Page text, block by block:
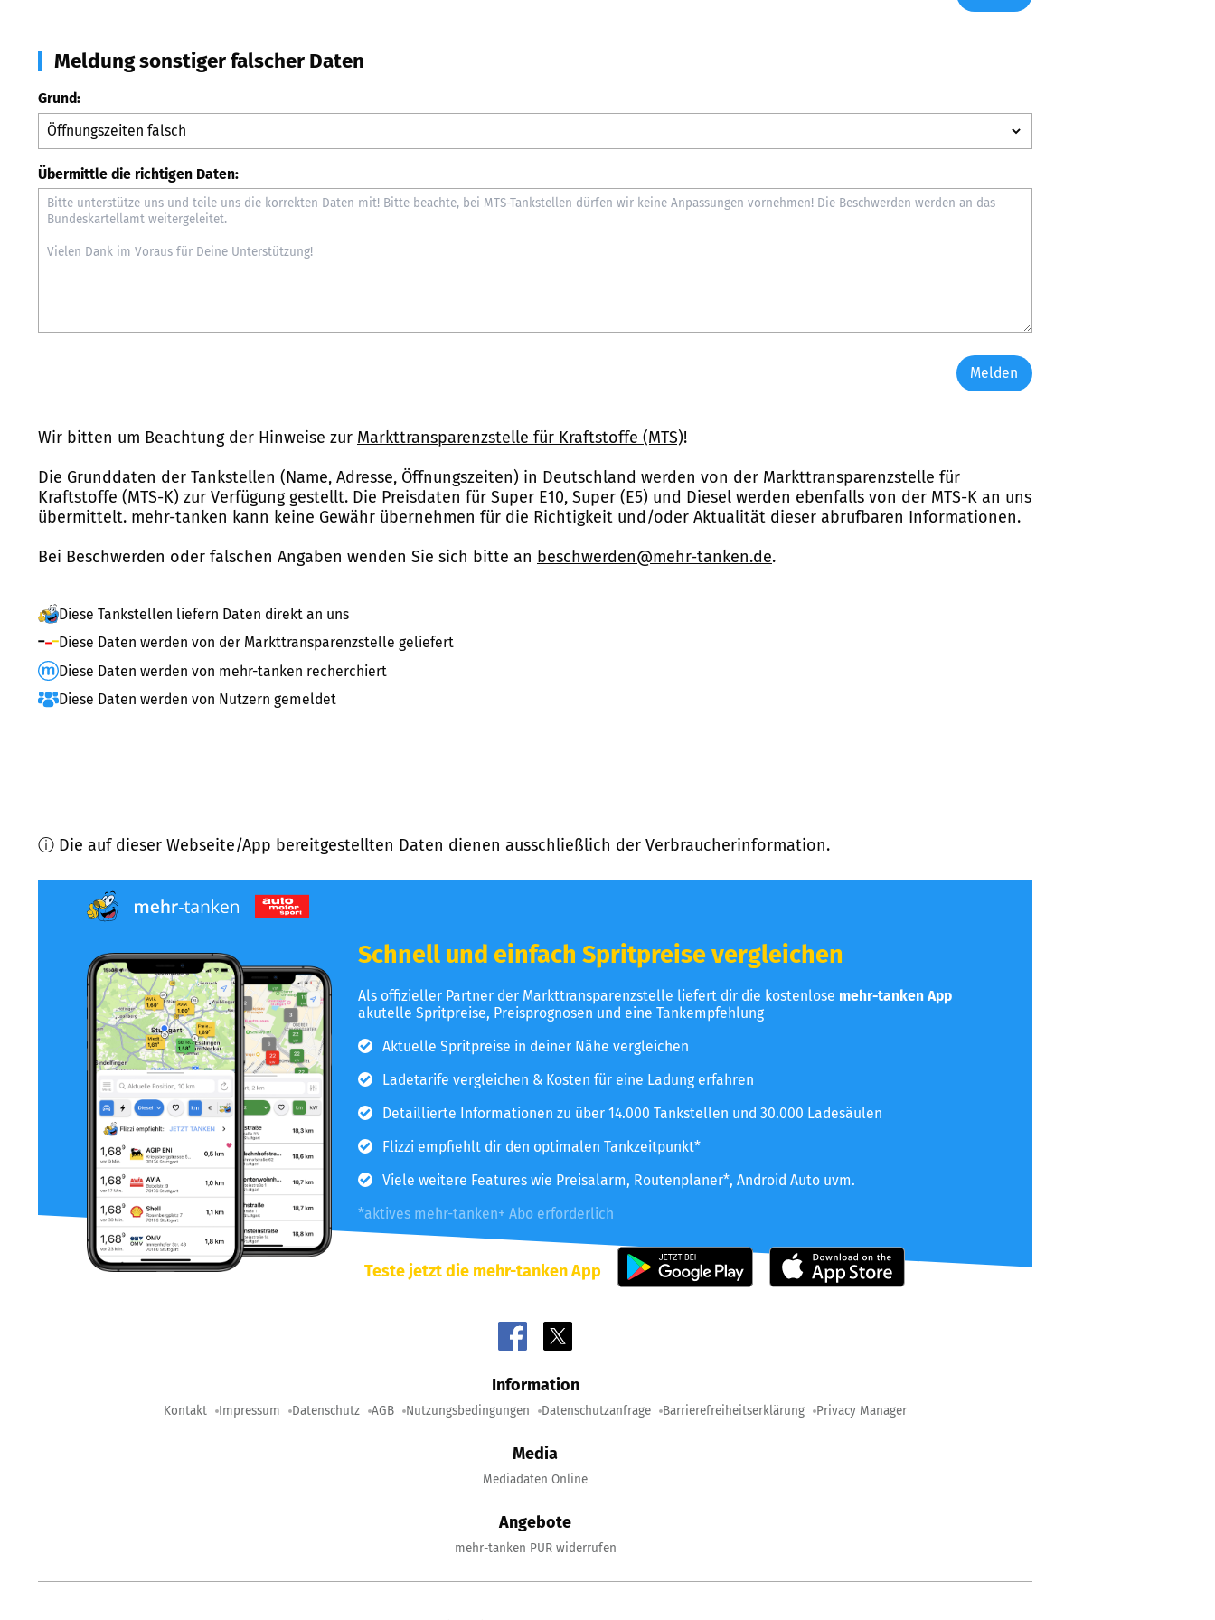
Meldung sonstiger falscher Daten
Grund:
Übermittle die richtigen Daten:
Melden
Wir bitten um Beachtung der Hinweise zur Markttransparenzstelle für Kraftstoffe (MTS)!
Die Grunddaten der Tankstellen (Name, Adresse, Öffnungszeiten) in Deutschland werden von der Markttransparenzstelle für
Kraftstoffe (MTS-K) zur Verfügung gestellt. Die Preisdaten für Super E10, Super (E5) und Diesel werden ebenfalls von der MTS-K an uns
übermittelt. mehr-tanken kann keine Gewähr übernehmen für die Richtigkeit und/oder Aktualität dieser abrufbaren Informationen.
Bei Beschwerden oder falschen Angaben wenden Sie sich bitte an beschwerden@mehr-tanken.de.
Diese Tankstellen liefern Daten direkt an uns
Diese Daten werden von der Markttransparenzstelle geliefert
Diese Daten werden von mehr-tanken recherchiert
Diese Daten werden von Nutzern gemeldet
ⓘ Die auf dieser Webseite/App bereitgestellten Daten dienen ausschließlich der Verbraucherinformation.
Schnell und einfach Spritpreise vergleichen
Als offizieller Partner der Markttransparenzstelle liefert dir die kostenlose mehr-tanken App
akutelle Spritpreise, Preisprognosen und eine Tankempfehlung
Aktuelle Spritpreise in deiner Nähe vergleichen
Ladetarife vergleichen & Kosten für eine Ladung erfahren
Detaillierte Informationen zu über 14.000 Tankstellen und 30.000 Ladesäulen
Flizzi empfiehlt dir den optimalen Tankzeitpunkt*
Viele weitere Features wie Preisalarm, Routenplaner*, Android Auto uvm.
*aktives mehr-tanken+ Abo erforderlich
Teste jetzt die mehr-tanken App
Information
Kontakt Impressum Datenschutz AGB Nutzungsbedingungen Datenschutzanfrage Barrierefreiheitserklärung Privacy Manager
Media
Mediadaten Online
Angebote
mehr-tanken PUR widerrufen